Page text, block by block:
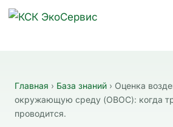
Главная › База знаний › Оценка
окружающую среду (ОВОС): когда
проводится.